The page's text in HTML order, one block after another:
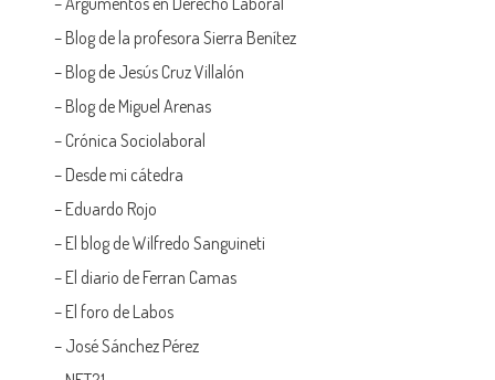
– Blog de la profesora Sierra Benítez
– Blog de Jesús Cruz Villalón
– Blog de Miguel Arenas
– Crónica Sociolaboral
– Desde mi cátedra
– Eduardo Rojo
– El blog de Wilfredo Sanguineti
– El diario de Ferran Camas
– El foro de Labos
– José Sánchez Pérez